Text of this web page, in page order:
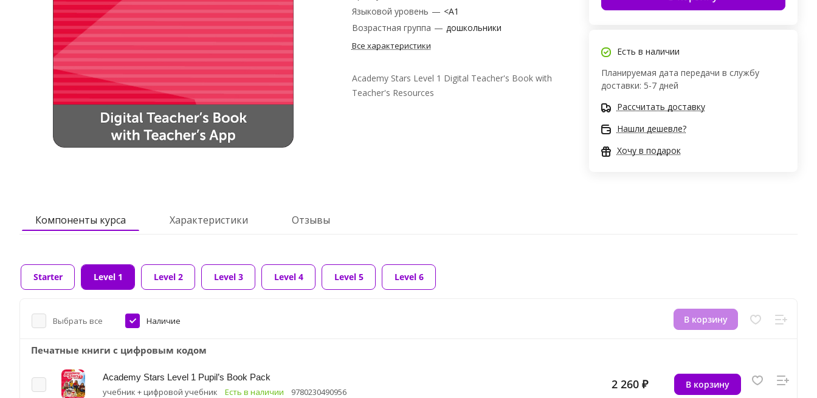
Языковой уровень — <A1
Возрастная группа — дошкольники
Все характеристики
Academy Stars Level 1 Digital Teacher's Book with
Teacher's Resources
Есть в наличии
Планируемая дата передачи в службу
доставки: 5-7 дней
Рассчитать доставку
Нашли дешевле?
Хочу в подарок
Компоненты курса Характеристики Отзывы
Starter Level 1 Level 2 Level 3 Level 4 Level 5 Level 6
Выбрать все Наличие В корзину
Печатные книги с цифровым кодом
Academy Stars Level 1 Pupil’s Book Pack
учебник + цифровой учебник Есть в наличии 9780230490956
2 260 ₽ В корзину